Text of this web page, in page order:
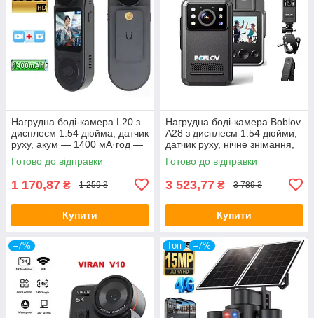
Нагрудна боді-камера L20 з
дисплеєм 1.54 дюйма, датчик
руху, акум — 1400 мА·год —
ОРІГІНАЛ!
Готово до відправки
1 170,87 ₴ 1 259 ₴
Купити
Нагрудна боді-камера Boblov
A28 з дисплеєм 1.54 дюйми,
датчик руху, нічне знімання,
акум — ОРІГІНАЛ!
Готово до відправки
3 523,77 ₴ 3 789 ₴
Купити
–7% Топ –7%